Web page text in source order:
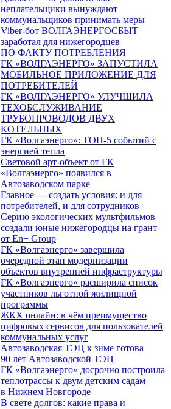
неплательщики вынуждают
коммунальщиков принимать меры
Viber-бот ВОЛГАЭНЕРГОСБЫТ
заработал для нижегородцев
ПО ФАКТУ ПОТРЕБЛЕНИЯ
ГК «ВОЛГАЭНЕРГО» ЗАПУСТИЛА
МОБИЛЬНОЕ ПРИЛОЖЕНИЕ ДЛЯ
ПОТРЕБИТЕЛЕЙ
ГК «ВОЛГАЭНЕРГО» УЛУЧШИЛА
ТЕХОБСЛУЖИВАНИЕ
ТРУБОПРОВОДОВ ДВУХ
КОТЕЛЬНЫХ
ГК «Волгаэнерго»: ТОП-5 событий с
энергией тепла
Световой арт-объект от ГК
«Волгаэнерго» появился в
Автозаводском парке
Главное — создать условия: и для
потребителей, и для сотрудников
Серию экологических мультфильмов
создали юные нижегородцы на грант
от En+ Group
ГК «Волгаэнерго» завершила
очередной этап модернизации
объектов внутренней инфраструктуры
ГК «Волгаэнерго» расширила список
участников льготной жилищной
программы
ЖКХ онлайн: в чём преимущество
цифровых сервисов для пользователей
коммунальных услуг
Автозаводская ТЭЦ к зиме готова
90 лет Автозаводской ТЭЦ
ГК «Волгаэнерго» досрочно построила
теплотрассы к двум детским садам
в Нижнем Новгороде
В свете долгов: какие права и